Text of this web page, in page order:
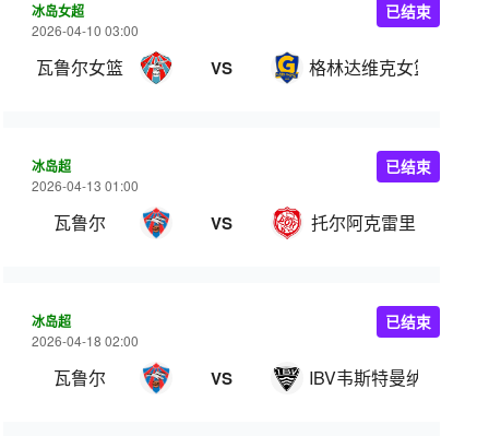
冰岛女超
2026-04-10 03:00
瓦鲁尔女篮 VS 格林达维克女篮
已结束
冰岛超
2026-04-13 01:00
瓦鲁尔 VS 托尔阿克雷里
已结束
冰岛超
2026-04-18 02:00
瓦鲁尔 VS IBV韦斯特曼纳
已结束